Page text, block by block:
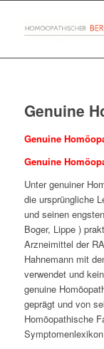
Genuine
Genuine
Genuine
Unter genuiner
die ursprüngliche
und seinen
Boger, Lippe )
Arzneimittel der
Hahnemann mit
verwendet und
genuine
geprägt und von
Homöopathische